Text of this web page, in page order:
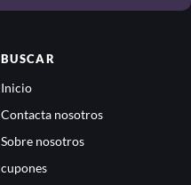
BUSCAR
Inicio
Contacta nosotros
Sobre nosotros
cupones